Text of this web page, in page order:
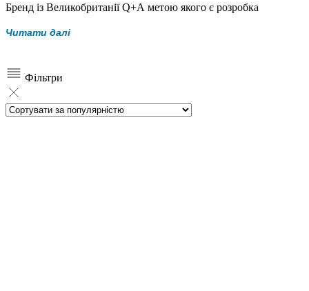
Бренд із Великобританії Q+A метою якого є розробка
Читати далі
Фільтри